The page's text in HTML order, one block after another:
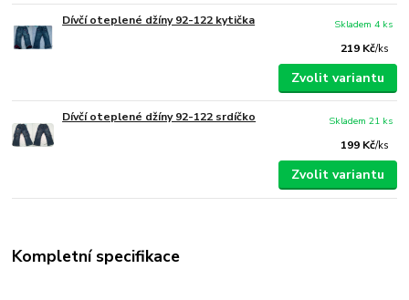
Dívčí oteplené džíny 92-122 kytička
219 Kč/ks
Skladem 4 ks
Zvolit variantu
Dívčí oteplené džíny 92-122 srdíčko
199 Kč/ks
Skladem 21 ks
Zvolit variantu
Kompletní specifikace